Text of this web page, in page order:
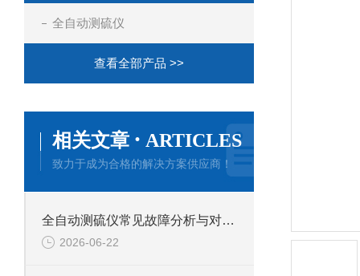
全自动测硫仪
查看全部产品 >>
相关文章 · ARTICLES
致力于成为合格的解决方案供应商！
全自动测硫仪常见故障分析与对应解决策略分享
2026-06-22